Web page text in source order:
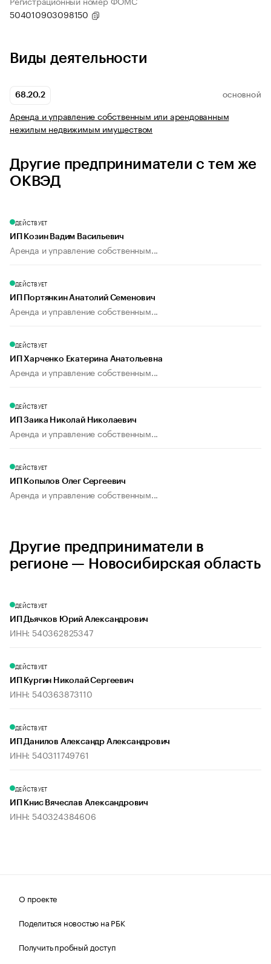
504010903098150
Виды деятельности
68.20.2 ОСНОВНОЙ
Аренда и управление собственным или арендованным
нежилым недвижимым имуществом
Другие предприниматели с тем же
ОКВЭД
ДЕЙСТВУЕТ
ИП Козин Вадим Васильевич
Аренда и управление собственным...
ДЕЙСТВУЕТ
ИП Портянкин Анатолий Семенович
Аренда и управление собственным...
ДЕЙСТВУЕТ
ИП Харченко Екатерина Анатольевна
Аренда и управление собственным...
ДЕЙСТВУЕТ
ИП Заика Николай Николаевич
Аренда и управление собственным...
ДЕЙСТВУЕТ
ИП Копылов Олег Сергеевич
Аренда и управление собственным...
Другие предприниматели в
регионе — Новосибирская область
ДЕЙСТВУЕТ
ИП Дьячков Юрий Александрович
ИНН: 540362825347
ДЕЙСТВУЕТ
ИП Кургин Николай Сергеевич
ИНН: 540363873110
ДЕЙСТВУЕТ
ИП Данилов Александр Александрович
ИНН: 540311749761
ДЕЙСТВУЕТ
ИП Книс Вячеслав Александрович
ИНН: 540324384606
О проекте
Поделиться новостью на РБК
Получить пробный доступ